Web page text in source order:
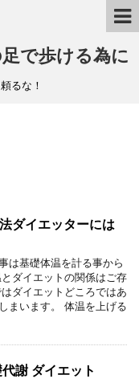
で歩ける為に
るな！
ダイエッターには
は基礎体温を計る事から
ダイエットの関係はご存
ダイエットどころではあ
まいます。 体温を上げる
謝 ダイエット